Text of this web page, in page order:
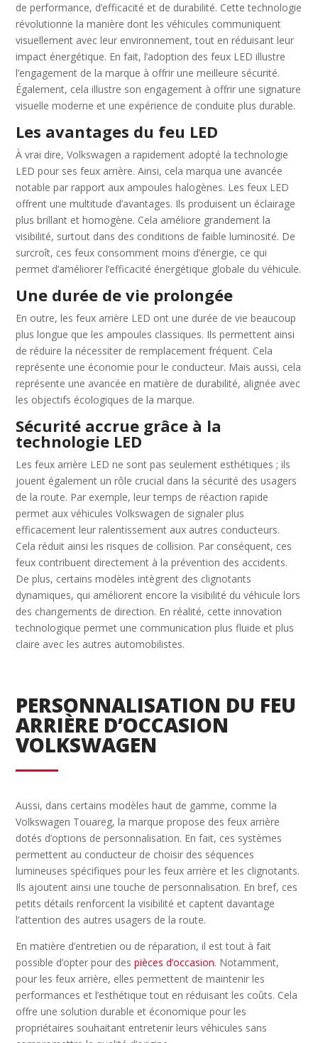
de performance, d’efficacité et de durabilité. Cette technologie
révolutionne la manière dont les véhicules communiquent
visuellement avec leur environnement, tout en réduisant leur
impact énergétique. En fait, l’adoption des feux LED illustre
l’engagement de la marque à offrir une meilleure sécurité.
Également, cela illustre son engagement à offrir une signature
visuelle moderne et une expérience de conduite plus durable.
Les avantages du feu LED
À vrai dire, Volkswagen a rapidement adopté la technologie
LED pour ses feux arrière. Ainsi, cela marqua une avancée
notable par rapport aux ampoules halogènes. Les feux LED
offrent une multitude d’avantages. Ils produisent un éclairage
plus brillant et homogène. Cela améliore grandement la
visibilité, surtout dans des conditions de faible luminosité. De
surcroît, ces feux consomment moins d’énergie, ce qui
permet d’améliorer l’efficacité énergétique globale du véhicule.
Une durée de vie prolongée
En outre, les feux arrière LED ont une durée de vie beaucoup
plus longue que les ampoules classiques. Ils permettent ainsi
de réduire la nécessiter de remplacement fréquent. Cela
représente une économie pour le conducteur. Mais aussi, cela
représente une avancée en matière de durabilité, alignée avec
les objectifs écologiques de la marque.
Sécurité accrue grâce à la
technologie LED
Les feux arrière LED ne sont pas seulement esthétiques ; ils
jouent également un rôle crucial dans la sécurité des usagers
de la route. Par exemple, leur temps de réaction rapide
permet aux véhicules Volkswagen de signaler plus
efficacement leur ralentissement aux autres conducteurs.
Cela réduit ainsi les risques de collision. Par conséquent, ces
feux contribuent directement à la prévention des accidents.
De plus, certains modèles intègrent des clignotants
dynamiques, qui améliorent encore la visibilité du véhicule lors
des changements de direction. En réalité, cette innovation
technologique permet une communication plus fluide et plus
claire avec les autres automobilistes.
PERSONNALISATION DU FEU
ARRIÈRE D’OCCASION
VOLKSWAGEN
Aussi, dans certains modèles haut de gamme, comme la
Volkswagen Touareg, la marque propose des feux arrière
dotés d’options de personnalisation. En fait, ces systèmes
permettent au conducteur de choisir des séquences
lumineuses spécifiques pour les feux arrière et les clignotants.
Ils ajoutent ainsi une touche de personnalisation. En bref, ces
petits détails renforcent la visibilité et captent davantage
l’attention des autres usagers de la route.
En matière d’entretien ou de réparation, il est tout à fait
possible d’opter pour despièces d’occasion. Notamment,
pour les feux arrière, elles permettent de maintenir les
performances et l’esthétique tout en réduisant les coûts. Cela
offre une solution durable et économique pour les
propriétaires souhaitant entretenir leurs véhicules sans